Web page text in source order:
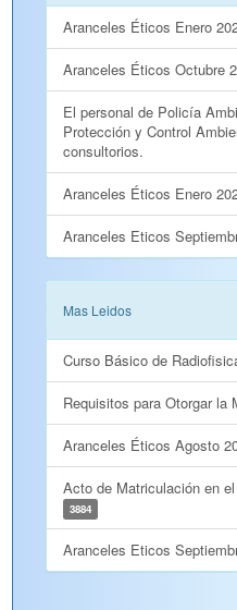
Aranceles Éticos Enero
Aranceles Éticos Octubre
El personal de Policía
Protección y Control
consultorios.
Aranceles Éticos Enero
Aranceles Eticos
Mas Leidos
Curso Básico de
Requisitos para Otorgar la
Aranceles Éticos Agosto
Acto de Matriculación en
3884
Aranceles Eticos